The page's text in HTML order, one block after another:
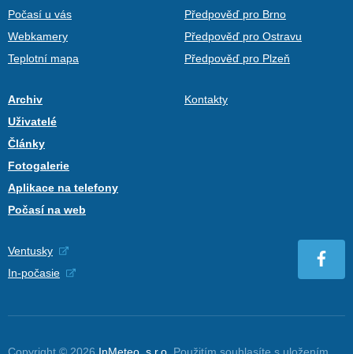
Počasí u vás
Webkamery
Teplotní mapa
Předpověď pro Brno
Předpověď pro Ostravu
Předpověď pro Plzeň
Archiv
Uživatelé
Články
Fotogalerie
Aplikace na telefony
Počasí na web
Kontakty
Ventusky
In-počasie
Copyright © 2026 InMeteo, s.r.o. Použitím souhlasíte s uložením